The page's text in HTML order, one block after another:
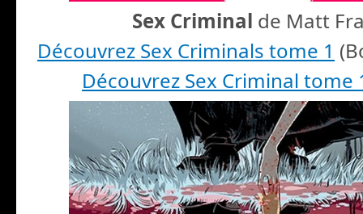
Sex Criminal de Matt
Découvrez Sex Criminals tome 1
Découvrez Sex Criminal tome